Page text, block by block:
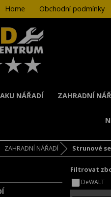
Home Obchodní podmínky
AKU NÁŘADÍ ZAHRADNÍ
ZAHRADNÍ NÁŘADÍ Strunové
Filtrovat
DeWALT